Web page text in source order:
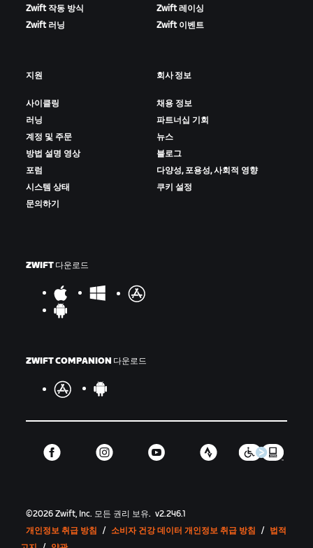
Zwift 작동 방식
Zwift 러닝
Zwift 레이싱
Zwift 이벤트
지원
사이클링
러닝
계정 및 주문
방법 설명 영상
포럼
시스템 상태
문의하기
회사 정보
채용 정보
파트너십 기회
뉴스
블로그
다양성, 포용성, 사회적 영향
쿠키 설정
ZWIFT 다운로드
ZWIFT COMPANION 다운로드
©2026 Zwift, Inc. 모든 권리 보유. v2.246.1
개인정보 취급 방침
/ 소비자 건강 데이터 개인정보 취급 방침 / 법적